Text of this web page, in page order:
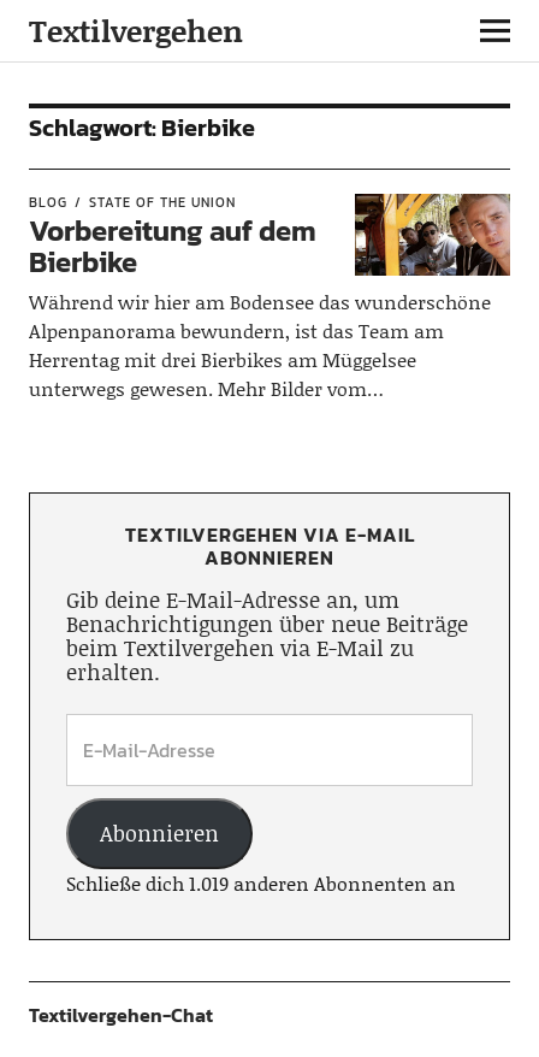
Textilvergehen
Schlagwort:Bierbike
BLOG STATE OF THE UNION
Vorbereitung auf dem
Bierbike
Während wir hier am Bodensee das wunderschöne
Alpenpanorama bewundern, ist das Team am
Herrentag mit drei Bierbikes am Müggelsee
unterwegs gewesen. Mehr Bilder vom…
TEXTILVERGEHEN VIA E-MAIL
ABONNIEREN
Gib deine E-Mail-Adresse an, um
Benachrichtigungen über neue Beiträge
beim Textilvergehen via E-Mail zu
erhalten.
Abonnieren
Schließe dich 1.019 anderen Abonnenten an
Textilvergehen-Chat